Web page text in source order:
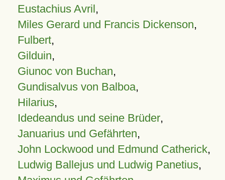
Eustachius Avril,
Miles Gerard und Francis Dickenson,
Fulbert,
Gilduin,
Giunoc von Buchan,
Gundisalvus von Balboa,
Hilarius,
Idedeandus und seine Brüder,
Januarius und Gefährten,
John Lockwood und Edmund Catherick,
Ludwig Ballejus und Ludwig Panetius,